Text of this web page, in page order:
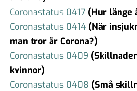
Coronastatus 0417 (Hur länge
Coronastatus 0414 (När
man tror är Corona?)
Coronastatus 0409
kvinnor)
Coronastatus 0408 (Små